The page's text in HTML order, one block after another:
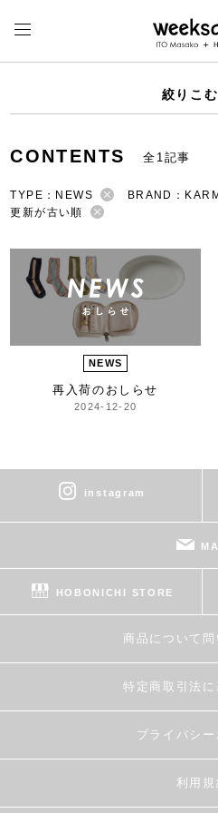
絞りこむ
CONTENTS 全1記事
TYPE：NEWS
BRAND：
更新が古い順
NEWS
再入荷のおしらせ
2024-12-20
instagram
HOBONICHI STORE
商品について問
特定商取引法に
プライバシ
利用規